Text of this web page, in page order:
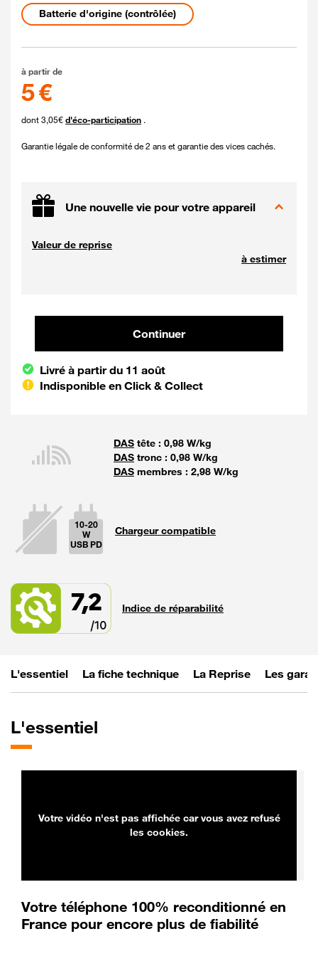
Etat de la batterie
Batterie d'origine (contrôlée)
à partir de
5 €
dont 3,05€ d'éco-participation .
Garantie légale de conformité de 2 ans et garantie des vices cachés.
Une nouvelle vie pour votre appareil
Valeur de reprise
à estimer
Continuer
Livré à partir du 11 août
Indisponible en Click & Collect
DAS tête : 0,98 W/kg
DAS tronc : 0,98 W/kg
DAS membres : 2,98 W/kg
La
10-20
W
USB PD
Chargeur compatible
7,2 Indice de réparabilité
L'essentiel La fiche technique La Reprise Les
L'essentiel
Votre vidéo n'est pas affichée car vous avez refusé
les cookies.
Votre téléphone 100% reconditionné en
France pour encore plus de fiabilité